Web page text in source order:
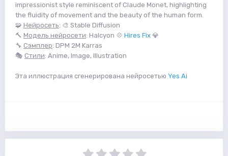
impressionist style reminiscent of Claude Monet, highlighting
the fluidity of movement and the beauty of the human form.
🧩 Нейросеть: 🎨 Stable Diffusion
🔨 Модель нейросети: Halcyon 💠 Hires Fix 💎
🔧 Сэмплер: DPM 2M Karras
🎭 Стили: Anime, Image, Illustration
Эта иллюстрация сгенерирована нейросетью Yes Ai